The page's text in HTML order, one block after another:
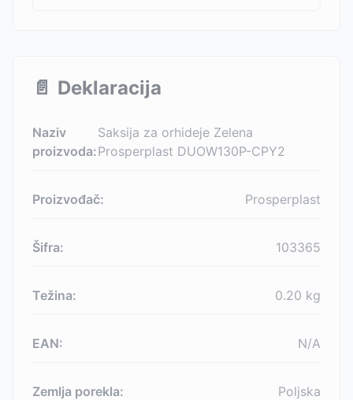
📄 Deklaracija
Naziv
proizvoda:
Saksija za orhideje Zelena
Prosperplast DUOW130P-CPY2
Proizvođač: Prosperplast
Šifra: 103365
Težina: 0.20 kg
EAN: N/A
Zemlja porekla: Poljska